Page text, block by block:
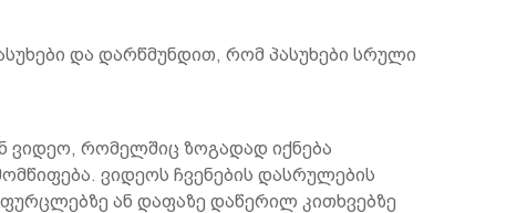
და დარწმუნდით, რომ პასუხები სრული
ვიდეო, რომელშიც ზოგადად იქნება
ვიდეოს ჩვენების დასრულების
ან დაფაზე დაწერილ კითხვებზე